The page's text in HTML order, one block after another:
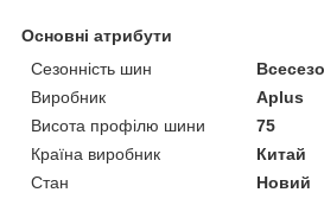
Основні атрибути
Сезонність шин
Виробник
Aplus
Висота профілю шини
75
Країна виробник
Китай
Стан
Новий